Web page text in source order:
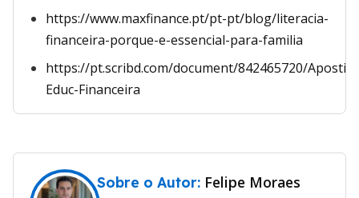
https://www.maxfinance.pt/pt-pt/blog/literacia-
financeira-porque-e-essencial-para-familia
https://pt.scribd.com/document/842465720/
Educ-Financeira
Sobre o Autor: Felipe Moraes